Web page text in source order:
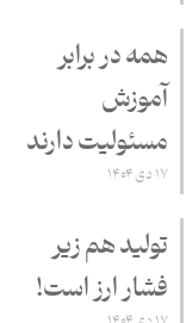
همه در برابر
آموزش
مسئولیت دارند
۱۷ دی ۱۴۰۴
تولید هم زیر
فشار ارز است!